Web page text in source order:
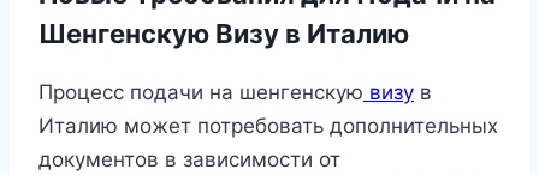
Шенгенскую Визу в Италию
Процесс подачи на шенгенскую визу в
Италию может потребовать дополнительных
документов в зависимости от